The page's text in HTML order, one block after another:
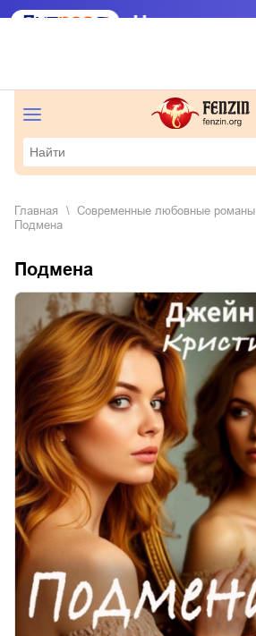
Главная современные любовные романы
Подмена
Подмена